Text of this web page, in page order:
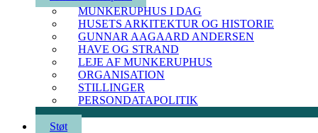
MUNKERUPHUS I DAG
HUSETS ARKITEKTUR OG HISTORIE
GUNNAR AAGAARD ANDERSEN
HAVE OG STRAND
LEJE AF MUNKERUPHUS
ORGANISATION
STILLINGER
PERSONDATAPOLITIK
Støt